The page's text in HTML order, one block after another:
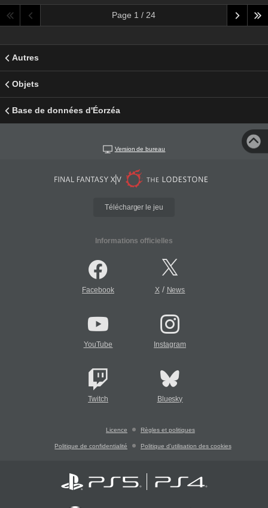
Page 1 / 24
Autres
Objets
Base de données d'Éorzéa
Version de bureau
Télécharger le jeu
Informations officielles
Facebook X/ News
YouTube Instagram
Twitch Bluesky
Licence Règles et politiques
Politique de confidentialité Politique d'utilisation des cookies